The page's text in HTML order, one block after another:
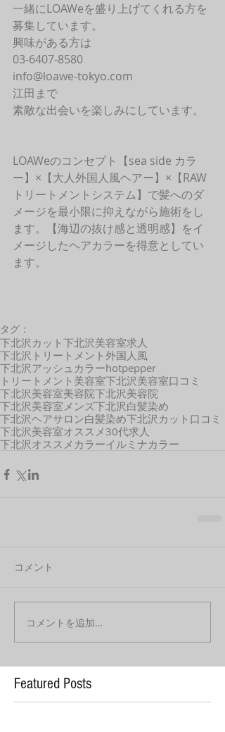
一緒にLOAWeを盛り上げてくれる方を
募集しています。
興味がある方は
03-6407-8580
info@loawe-tokyo.com
江田まで
素敵な出会いを楽しみにしています。
LOAWeのコンセプト【sea side カラ
ー】×【大人外国人風ヘアー】×【RAW
トリートメントシステム】で髪へのダ
メージを最小限に抑えながら施術をし
ます。【海辺の抜け感と透明感】をイ
メージしたヘアカラーを得意としてい
ます。
タグ：
下北沢カット 下北沢美容室求人
下北沢トリートメント 外国人風
下北沢アッシュカラーhotpepper
トリートメント 美容室下北沢美容室口コミ
下北沢美容室美容院下北沢美容院
下北沢美容室メンズ下北沢白髪染め
下北沢ヘアサロン白髪染め下北沢 カット 口コミ
下北沢美容室オススメ 30代求人
下北沢オススメカラーイルミナカラー
コメント
コメントを追加…
Featured Posts